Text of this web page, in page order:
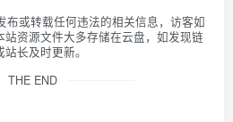
布或转载任何违法的相关信息，访客如
资源文件大多存储在云盘，如发现链
长及时更新。
THE END